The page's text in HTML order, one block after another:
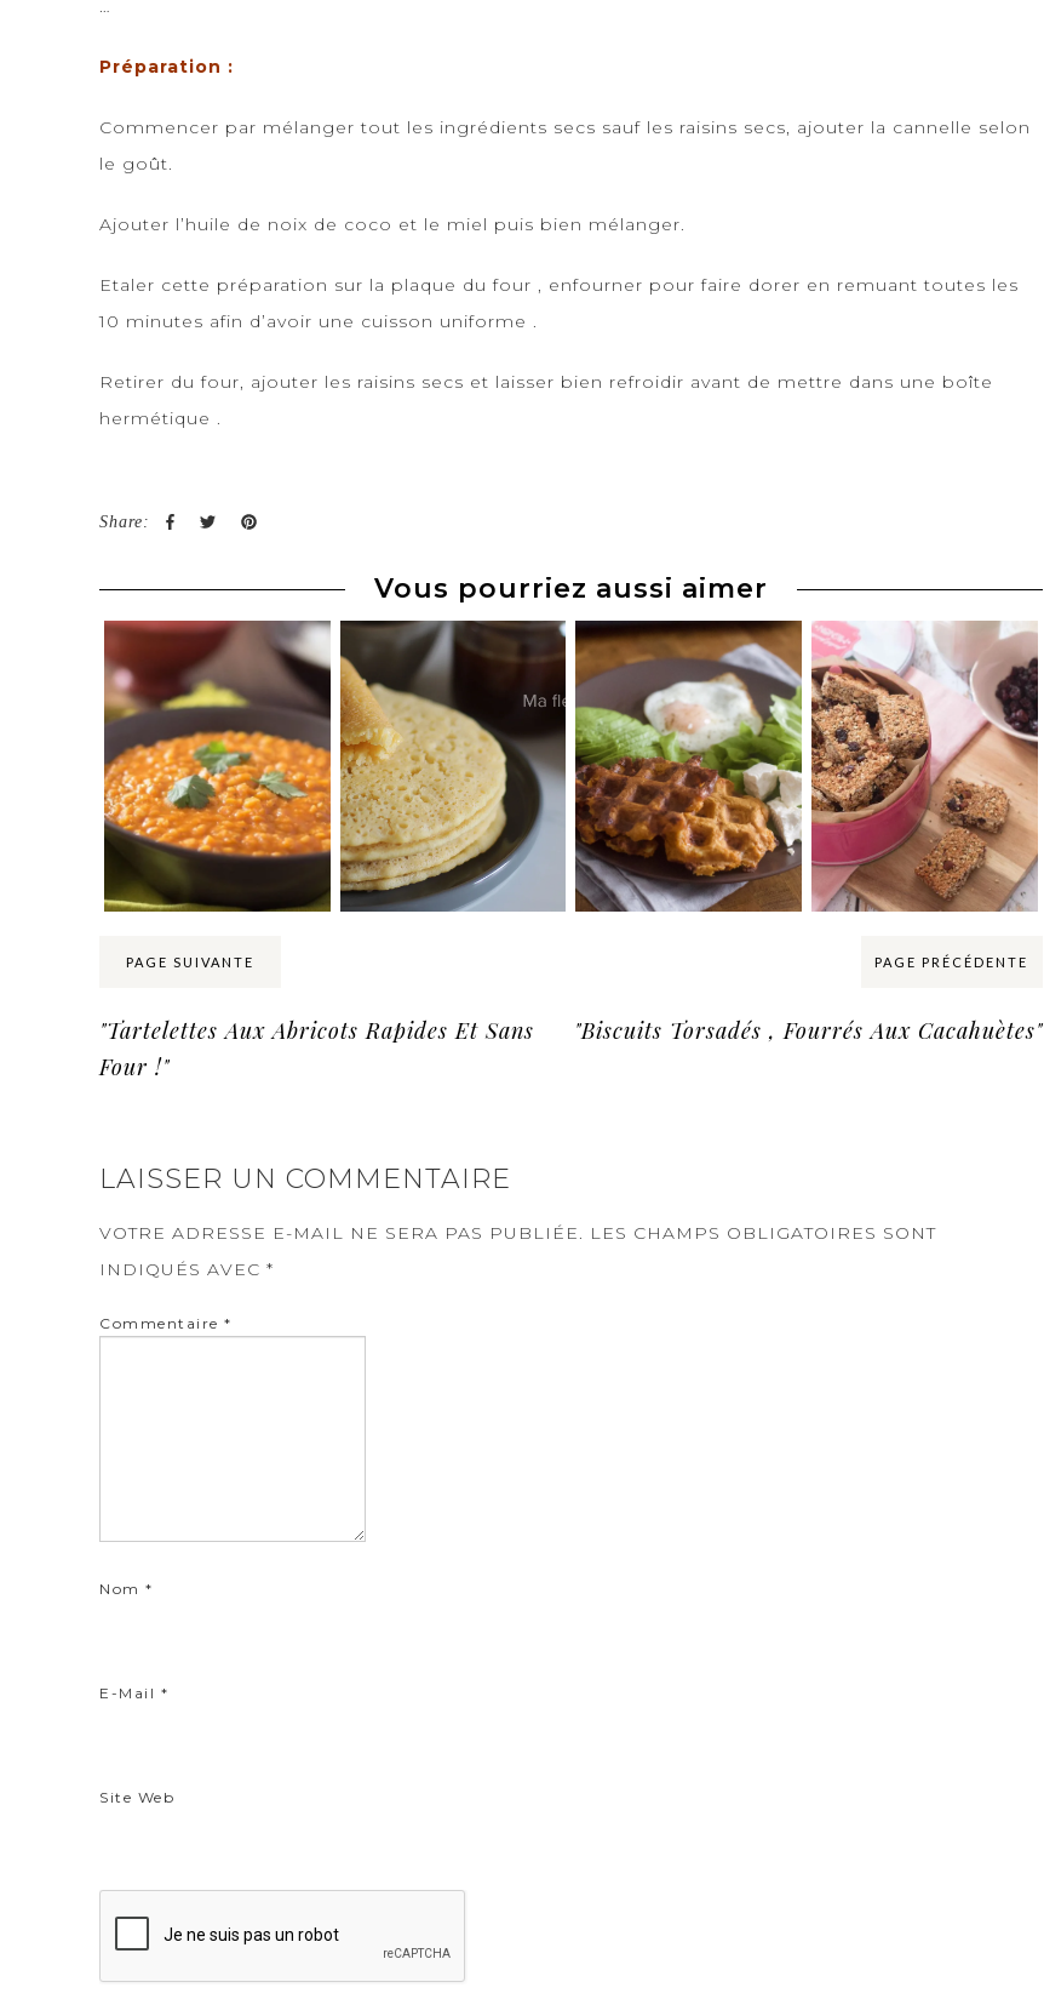
Préparation :
Commencer par mélanger tout les ingrédients secs sauf les raisins secs, ajouter la cannelle selon
le goût.
Ajouter l’huile de noix de coco et le miel puis bien mélanger.
Etaler cette préparation sur la plaque du four , enfourner pour faire dorer en remuant toutes les
10 minutes afin d’avoir une cuisson uniforme .
Retirer du four, ajouter les raisins secs et laisser bien refroidir avant de mettre dans une boîte
hermétique .
Share:
Vous pourriez aussi aimer
PAGE SUIVANTE
"Tartelettes Aux Abricots Rapides Et Sans
Four !"
PAGE PRÉCÉDENTE
"Biscuits Torsadés , Fourrés Aux Cacahuètes"
LAISSER UN COMMENTAIRE
VOTRE ADRESSE E-MAIL NE SERA PAS PUBLIÉE. LES CHAMPS OBLIGATOIRES SONT
INDIQUÉS AVEC *
Commentaire *
Nom *
E-Mail *
Site Web